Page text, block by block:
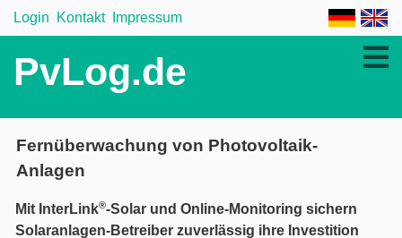
Login Kontakt Impressum
PvLog.de
Fernüberwachung von Photovoltaik-
Anlagen
Mit InterLink®-Solar und Online-Monitoring sichern
Solaranlagen-Betreiber zuverlässig ihre Investition